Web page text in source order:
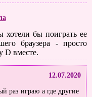
хотели бы поиграть ее
браузера - просто
D вместе.
12.07.2020
раз играю а где другие